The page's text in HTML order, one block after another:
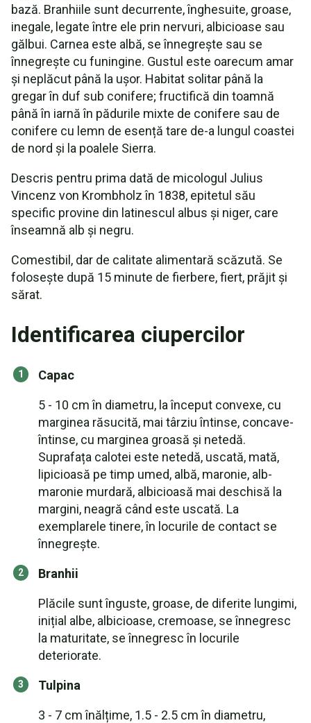
bază. Branhiile sunt decurrente, înghesuite, groase,
inegale, legate între ele prin nervuri, albicioase sau
gălbui. Carnea este albă, se înnegrește sau se
înnegrește cu funingine. Gustul este oarecum amar
și neplăcut până la ușor. Habitat solitar până la
gregar în duf sub conifere; fructifică din toamnă
până în iarnă în pădurile mixte de conifere sau de
conifere cu lemn de esență tare de-a lungul coastei
de nord și la poalele Sierra.
Descris pentru prima dată de micologul Julius
Vincenz von Krombholz în 1838, epitetul său
specific provine din latinescul albus și niger, care
înseamnă alb și negru.
Comestibil, dar de calitate alimentară scăzută. Se
folosește după 15 minute de fierbere, fiert, prăjit și
sărat.
Identificarea ciupercilor
Capac
5 - 10 cm în diametru, la început convexe, cu
marginea răsucită, mai târziu întinse, concave-
întinse, cu marginea groasă și netedă.
Suprafața calotei este netedă, uscată, mată,
lipicioasă pe timp umed, albă, maronie, alb-
maronie murdară, albicioasă mai deschisă la
margini, neagră când este uscată. La
exemplarele tinere, în locurile de contact se
înnegrește.
Branhii
Plăcile sunt înguste, groase, de diferite lungimi,
inițial albe, albicioase, cremoase, se înnegresc
la maturitate, se înnegresc în locurile
deteriorate.
Tulpina
3 - 7 cm înălțime, 1.5 - 2.5 cm în diametru,